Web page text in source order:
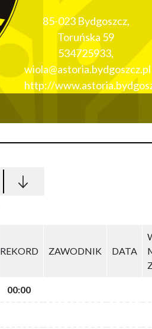
85-023 Bydgoszcz,
Toruńska 59
534725933,
wiola@astoria.bydgoszcz.pl
http://
REKORD ZAWODNIK DATA
00:00
REKORD ZAWODNIK DATA
00:00